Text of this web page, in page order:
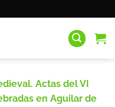
Actas del VI
en Aguilar de